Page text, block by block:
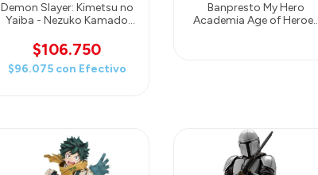
Demon Slayer: Kimetsu no
Yaiba - Nezuko Kamado
Bond Ver.)
$106.750
$96.075 con Efectivo
Banpresto My Hero
Academia Age of Heroes